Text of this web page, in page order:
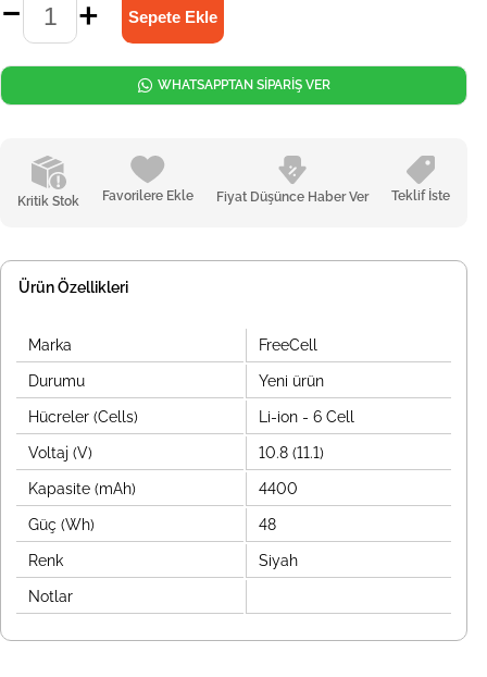
Kritik Stok Favorilere Ekle Fiyat Düşünce Haber Ver Teklif İste
WHATSAPPTAN SİPARİŞ VER
Ürün Özellikleri
Marka FreeCell
Durumu Yeni ürün
Hücreler (Cells) Li-ion - 6 Cell
Voltaj (V) 10.8 (11.1)
Kapasite (mAh) 4400
Güç (Wh) 48
Renk Siyah
Notlar